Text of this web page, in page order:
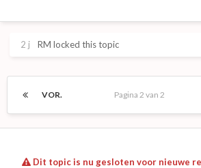
2 j RM locked this topic
VOR. Pagina 2 van 2
Dit topic is nu gesloten voor nieuwe